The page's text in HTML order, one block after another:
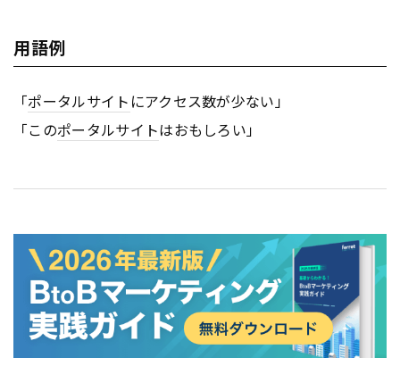
用語例
「ポータルサイト にアクセス数が少ない」
「このポータルサイトはおもしろい」